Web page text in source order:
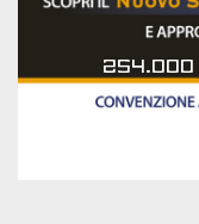
254.000